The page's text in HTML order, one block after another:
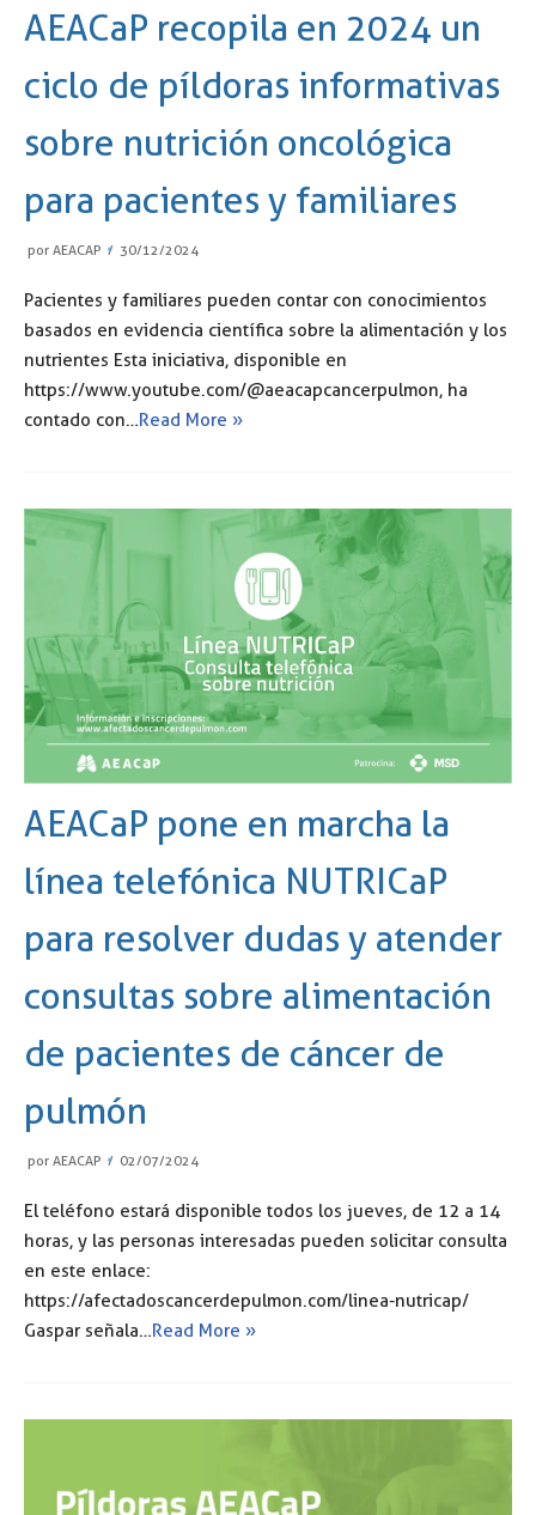
AEACaP recopila en 2024 un
ciclo de píldoras informativas
sobre nutrición oncológica
para pacientes y familiares
por AEACAP 30/12/2024
Pacientes y familiares pueden contar con conocimientos
basados en evidencia científica sobre la alimentación y los
nutrientes Esta iniciativa, disponible en
https://www.youtube.com/@aeacapcancerpulmon, ha
contado con…Read More »
AEACaP pone en marcha la
línea telefónica NUTRICaP
para resolver dudas y atender
consultas sobre alimentación
de pacientes de cáncer de
pulmón
por AEACAP 02/07/2024
El teléfono estará disponible todos los jueves, de 12 a 14
horas, y las personas interesadas pueden solicitar consulta
en este enlace:
https://afectadoscancerdepulmon.com/linea-nutricap/
Gaspar señala…Read More »